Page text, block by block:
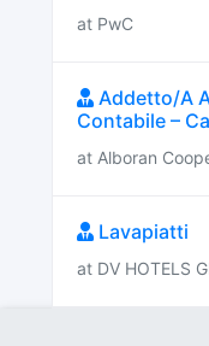
at PwC
Addetto/A
Contabile –
at Alboran
Lavapiatti
at DV HOTELS